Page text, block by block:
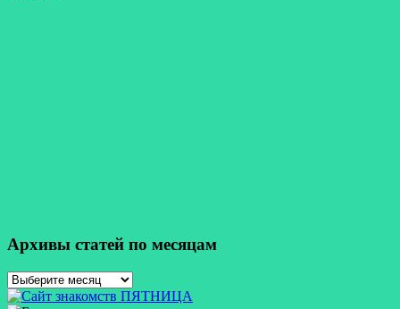
Архивы статей по месяцам
Архивы
статей